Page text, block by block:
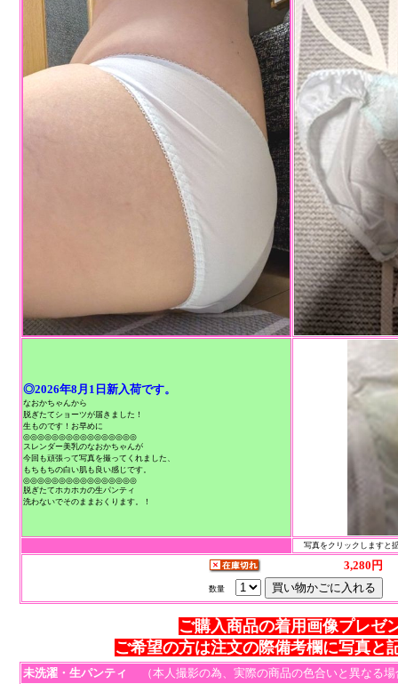
◎2026年8月1日新入荷です。
なおかちゃんから
脱ぎたてショーツが届きました！
生ものです！お早めに
◎◎◎◎◎◎◎◎◎◎◎◎◎◎◎◎
スレンダー美乳のなおかちゃんが
今回も頑張って写真を撮ってくれました、
もちもちの白い肌も良い感じです。
◎◎◎◎◎◎◎◎◎◎◎◎◎◎◎◎
脱ぎたてホカホカの生パンティ
洗わないでそのままおくります。！
写真をクリックしますと
3,280円
数量
ご購入商品の着用画像プレゼ
ご希望の方は注文の際備考欄に写真と
未洗濯・生パンティ （本人撮影の為、実際の商品の色合いと異なる